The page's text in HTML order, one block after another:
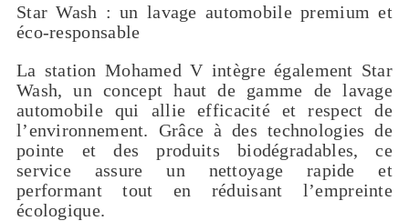
Star Wash : un lavage automobile premium et
éco-responsable
La station Mohamed V intègre également Star
Wash, un concept haut de gamme de lavage
automobile qui allie efficacité et respect de
l’environnement. Grâce à des technologies de
pointe et des produits biodégradables, ce
service assure un nettoyage rapide et
performant tout en réduisant l’empreinte
écologique.